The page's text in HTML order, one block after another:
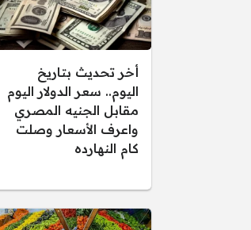
أخر تحديث بتاريخ
اليوم.. سعر الدولار اليوم
مقابل الجنيه المصري
واعرف الأسعار وصلت
كام النهارده